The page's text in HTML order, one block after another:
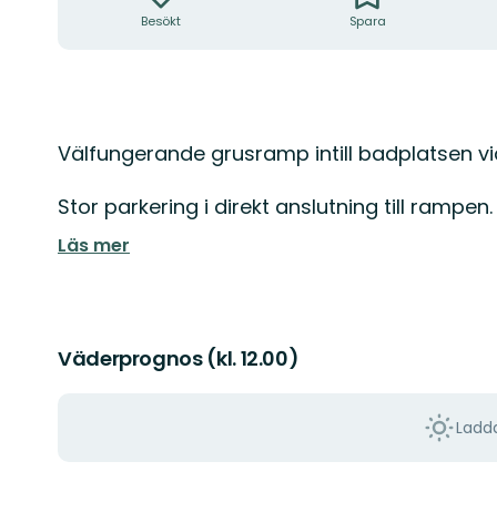
Besökt Spara
Beskrivning
Välfungerande grusramp intill badplatsen
Stor parkering i direkt anslutning till rampen.
Läs mer
Väderprognos (kl. 12.00)